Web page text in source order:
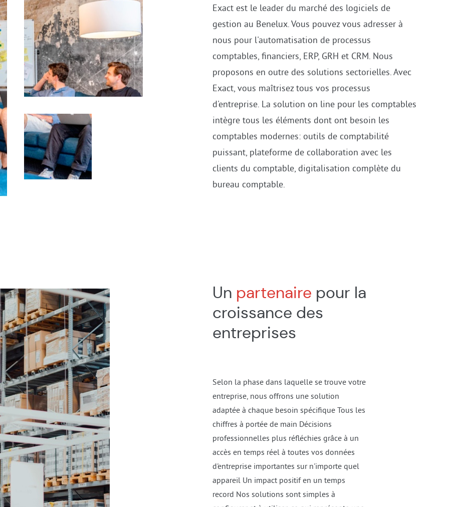
-
Exact est le leader du marché des logiciels de
gestion au Benelux. Vous pouvez vous adresser à
nous pour l'automatisation de processus
comptables, financiers, ERP, GRH et CRM. Nous
proposons en outre des solutions sectorielles. Avec
Exact, vous maîtrisez tous vos processus
d'entreprise. La solution on line pour les comptables
intègre tous les éléments dont ont besoin les
comptables modernes: outils de comptabilité
puissant, plateforme de collaboration avec les
clients du comptable, digitalisation complète du
bureau comptable.
Un partenaire pour la
croissance des
entreprises
Selon la phase dans laquelle se trouve votre
entreprise, nous offrons une solution
adaptée à chaque besoin spécifique Tous les
chiffres à portée de main Décisions
professionnelles plus réfléchies grâce à un
accès en temps réel à toutes vos données
d'entreprise importantes sur n'importe quel
appareil Un impact positif en un temps
record Nos solutions sont simples à